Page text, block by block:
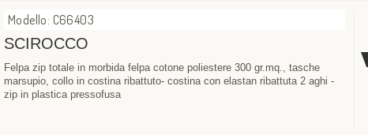
Modello: C66403
SCIROCCO
Felpa zip totale in morbida felpa cotone poliestere 300 gr.mq., tasche
marsupio, collo in costina ribattuto- costina con elastan ribattuta 2 aghi -
zip in plastica pressofusa